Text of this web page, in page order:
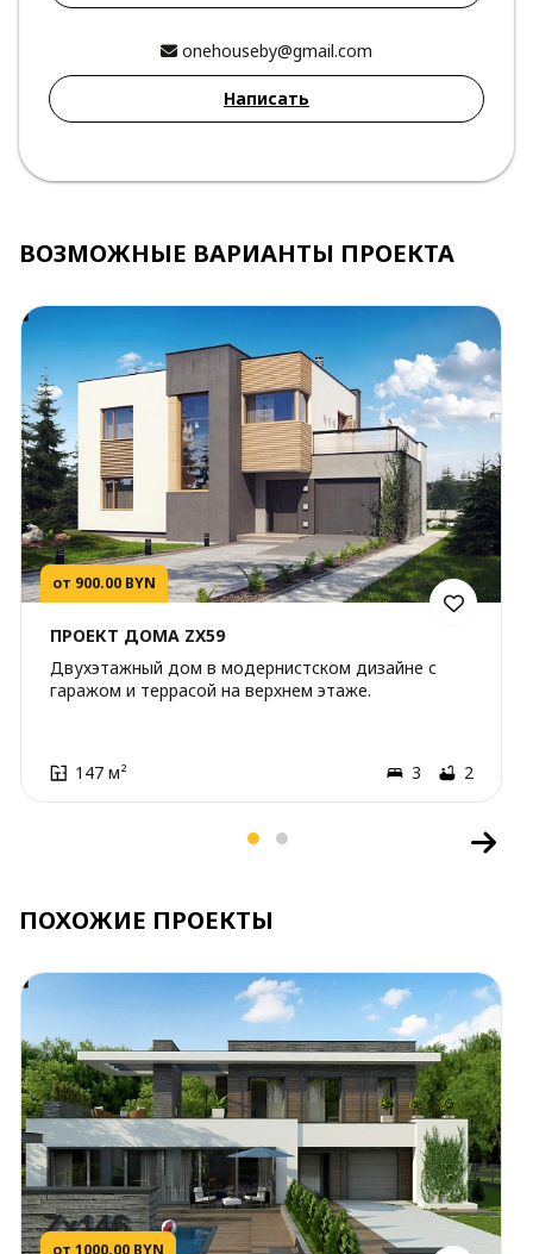
onehouseby@gmail.com
Написать
ВОЗМОЖНЫЕ ВАРИАНТЫ ПРОЕКТА
от 900.00 BYN
ПРОЕКТ ДОМА ZX59
Двухэтажный дом в модернистском дизайне с
гаражом и террасой на верхнем этаже.
147 м² 3 2
ПОХОЖИЕ ПРОЕКТЫ
от 1000.00 BYN